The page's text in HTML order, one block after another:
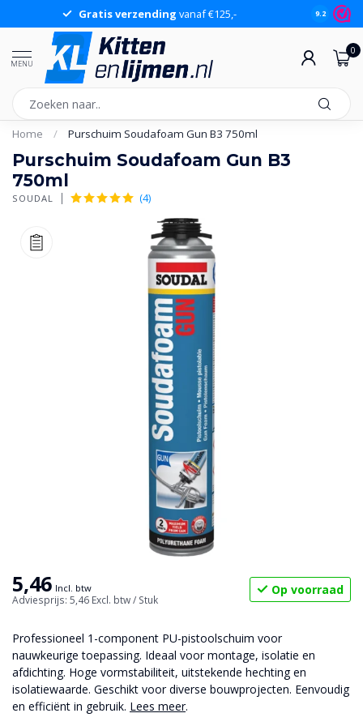
Gratis verzending vanaf €125,- 9.2
MENU
0
Home / Purschuim Soudafoam Gun B3 750ml
Purschuim Soudafoam Gun B3
750ml
SOUDAL (4)
5,46 Incl. btw
Adviesprijs: 5,46 Excl. btw/ Stuk
Op voorraad
Professioneel 1-component PU-pistoolschuim voor
nauwkeurige toepassing. Ideaal voor montage, isolatie en
afdichting. Hoge vormstabiliteit, uitstekende hechting en
isolatiewaarde. Geschikt voor diverse bouwprojecten. Eenvoudig
en efficiënt in gebruik. Lees meer.